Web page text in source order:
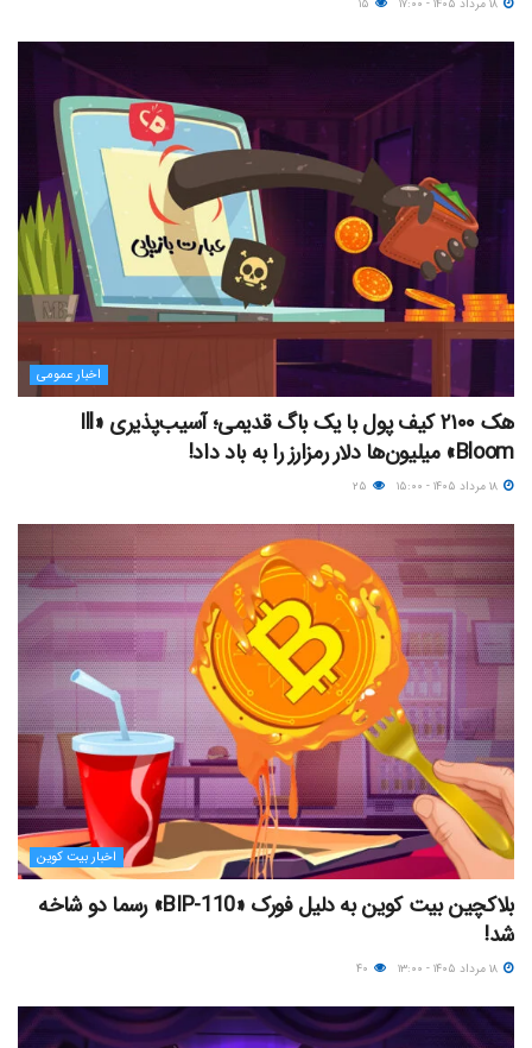
اخبار عمومی
هک ۲۱۰۰ کیف پول با یک باگ قدیمی؛ آسیب‌پذیری «Ill
Bloom» میلیون‌ها دلار رمزارز را به باد داد!
اخبار بیت کوین
بلاکچین بیت کوین به دلیل فورک «BIP-110» رسما دو شاخه
شد!